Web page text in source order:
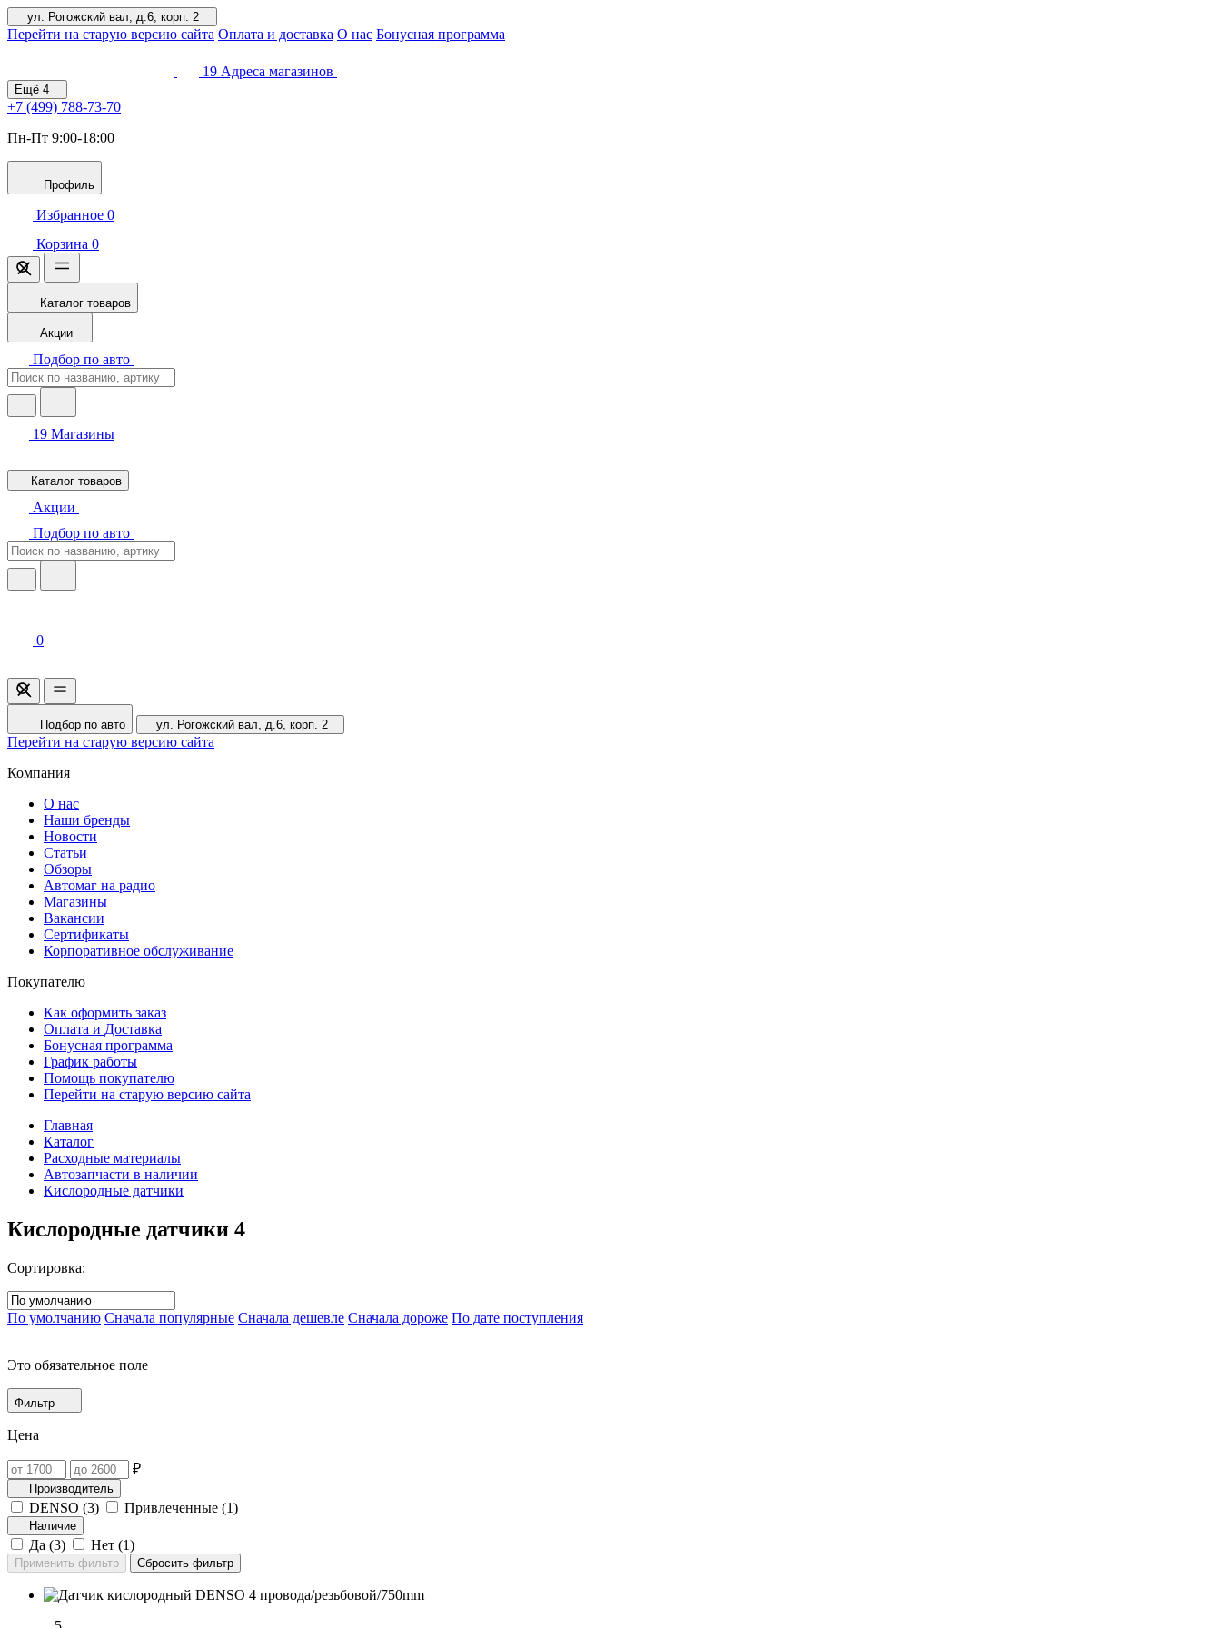
ул. Рогожский вал, д.6, корп. 2
Перейти на старую версию сайта Оплата и доставка О нас Бонусная программа
19 Адреса магазинов
Ещё 4
+7 (499) 788-73-70
Пн-Пт 9:00-18:00
Профиль
Избранное 0
Корзина 0
Каталог товаров
Акции
Подбор по авто
19 Магазины
Каталог товаров
Акции
Подбор по авто
0
Подбор по авто ул. Рогожский вал, д.6, корп. 2
Перейти на старую версию сайта
Компания
О нас
Наши бренды
Новости
Статьи
Обзоры
Автомаг на радио
Магазины
Вакансии
Сертификаты
Корпоративное обслуживание
Покупателю
Как оформить заказ
Оплата и Доставка
Бонусная программа
График работы
Помощь покупателю
Перейти на старую версию сайта
Главная
Каталог
Расходные материалы
Автозапчасти в наличии
Кислородные датчики
Кислородные датчики 4
Сортировка:
По умолчанию Сначала популярные Сначала дешевле Сначала дороже По дате поступления
Это обязательное поле
Фильтр
Цена
₽
Производитель
DENSO (3) Привлеченные (1)
Наличие
Да (3) Нет (1)